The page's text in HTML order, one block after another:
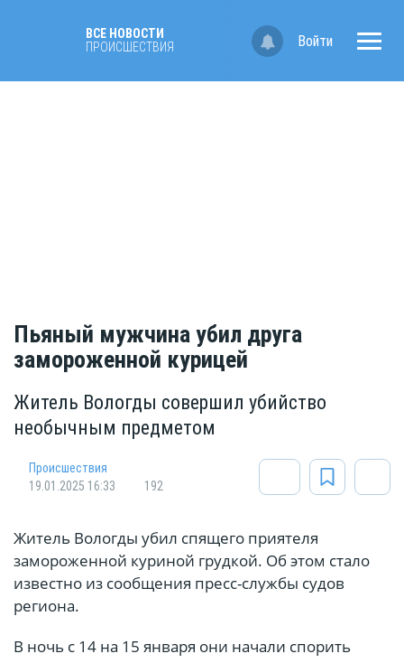
ВСЕ НОВОСТИ
ПРОИСШЕСТВИЯ
Войти
Пьяный мужчина убил друга
замороженной курицей
Житель Вологды совершил убийство
необычным предметом
Происшествия
19.01.2025 16:33
192
Житель Вологды убил спящего приятеля
замороженной куриной грудкой. Об этом стало
известно из сообщения пресс-службы судов
региона.
В ночь с 14 на 15 января они начали спорить